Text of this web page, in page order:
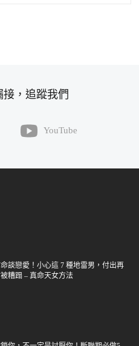
，追蹤我們
YouTube
談戀愛！小心這 7 種地雷男，付出再
糟蹋 – 真命天女方法